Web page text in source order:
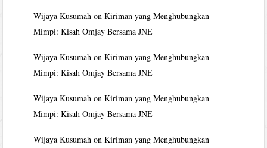
Wijaya Kusumah onKiriman yang Menghubungkan
Mimpi: Kisah Omjay Bersama JNE
Wijaya Kusumah onKiriman yang Menghubungkan
Mimpi: Kisah Omjay Bersama JNE
Wijaya Kusumah onKiriman yang Menghubungkan
Mimpi: Kisah Omjay Bersama JNE
Wijaya Kusumah onKiriman yang Menghubungkan